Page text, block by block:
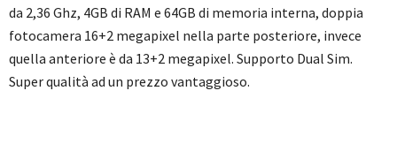
da 2,36 Ghz, 4GB di RAM e 64GB di memoria interna, doppia
fotocamera 16+2 megapixel nella parte posteriore, invece
quella anteriore è da 13+2 megapixel. Supporto Dual Sim.
Super qualità ad un prezzo vantaggioso.